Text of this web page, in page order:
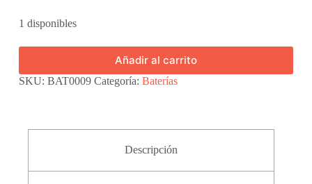
1 disponibles
Añadir al carrito
SKU: BAT0009 Categoría: Baterías
Descripción